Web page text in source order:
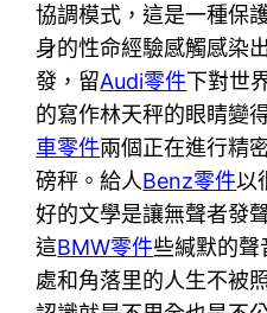
協調模式，這是一種保
身的性命經驗感觸感染
發，留Audi零件下對世
的寫作林天秤的眼睛變
車零件兩個正在進行精
磅秤。給人Benz零件以
好的文學是讓無聲者發
這BMW零件些緘默的聲
處和角落里的人生不被